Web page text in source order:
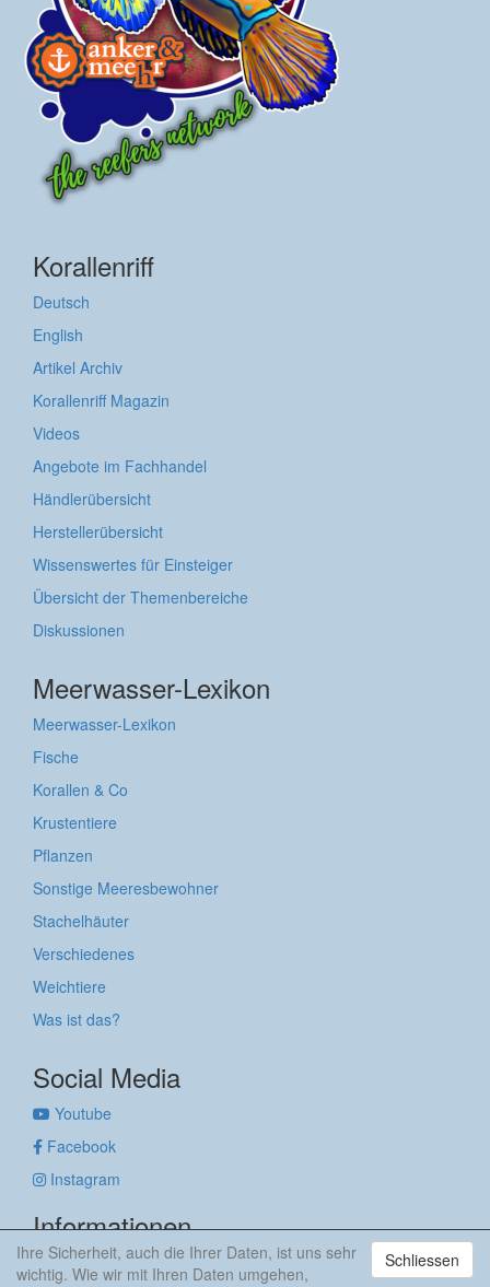
Korallenriff
Deutsch
English
Artikel Archiv
Korallenriff Magazin
Videos
Angebote im Fachhandel
Händlerübersicht
Herstellerübersicht
Wissenswertes für Einsteiger
Übersicht der Themenbereiche
Diskussionen
Meerwasser-Lexikon
Meerwasser-Lexikon
Fische
Korallen & Co
Krustentiere
Pflanzen
Sonstige Meeresbewohner
Stachelhäuter
Verschiedenes
Weichtiere
Was ist das?
Social Media
Youtube
Facebook
Instagram
Informationen
Impressum
Schliessen
Ihre Sicherheit, auch die Ihrer Daten, ist uns sehr
wichtig. Wie wir mit Ihren Daten umgehen,